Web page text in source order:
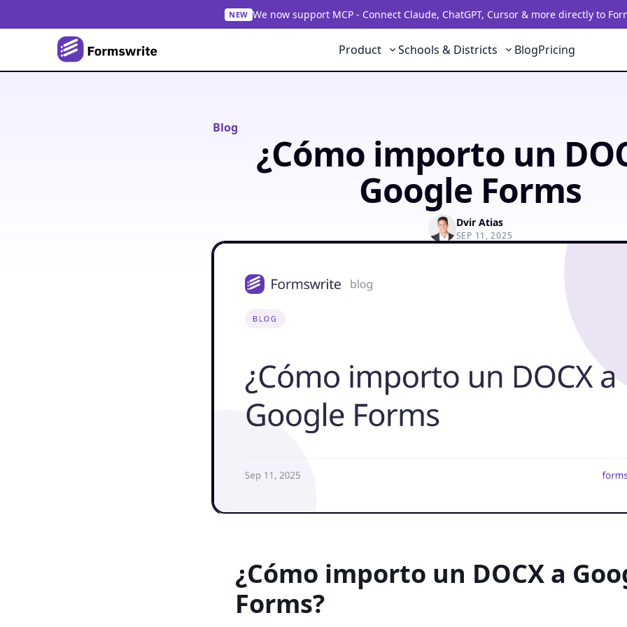
NEW We now support MCP - Connect Claude, ChatGPT, Cursor & more directly to
Product Schools & Districts BlogPricing
Blog
¿Cómo importo un
Google Forms
Dvir Atias
SEP 11, 2025
¿Cómo importo un DOCX a
Forms?